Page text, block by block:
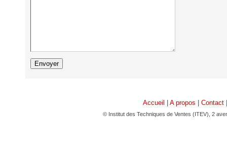
Accueil A propos Contact
© Institut des Techniques de Ventes (ITEV), 2